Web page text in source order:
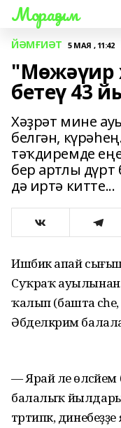
Мораҙым
ЙӘМҒИӘТ 5 МАЯ , 11:42
"Мөжәүир
бетеү 43
Хәҙрәт мине
белгән,
тәҡдиремде
бер артлы
дә иртә китте...
Ишбикә апай
Суҡраҡ ауылынан.
ҡалып (башта
Әбделкәрим
— Ярай әле
балалыҡ йылдарын
тәртипкә,